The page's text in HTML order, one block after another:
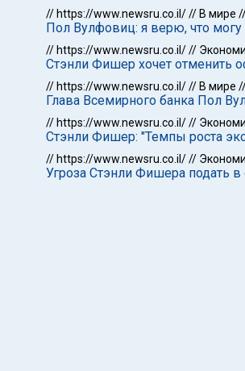
// https://www.newsru.co.il/// В мире
Пол Вулфовиц: я верю, что могу
// https://www.newsru.co.il///
Стэнли Фишер хочет отменить
// https://www.newsru.co.il/// В мире
Глава Всемирного банка Пол
// https://www.newsru.co.il///
Стэнли Фишер: "Темпы роста
// https://www.newsru.co.il///
Угроза Стэнли Фишера подать